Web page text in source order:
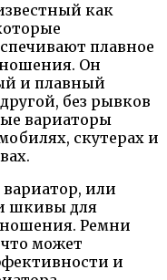
как
плавное
Он
и плавный
без рывков
вариаторы
скутерах и
или
шкивы для
Ремни
может
и